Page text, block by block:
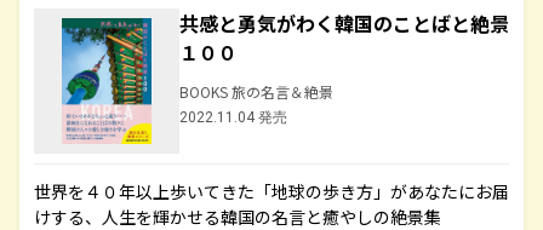
共感と勇気がわく韓国のことばと絶景
１００
BOOKS 旅の名言＆絶景
2022.11.04 発売
世界を４０年以上歩いてきた「地球の歩き方」があなたにお届
けする、人生を輝かせる韓国の名言と癒やしの絶景集